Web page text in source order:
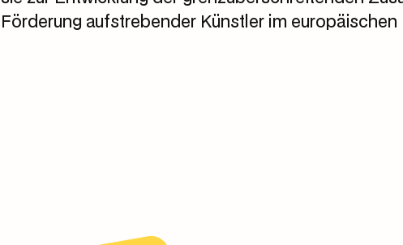
Förderung aufstrebender Künstler im europäischen